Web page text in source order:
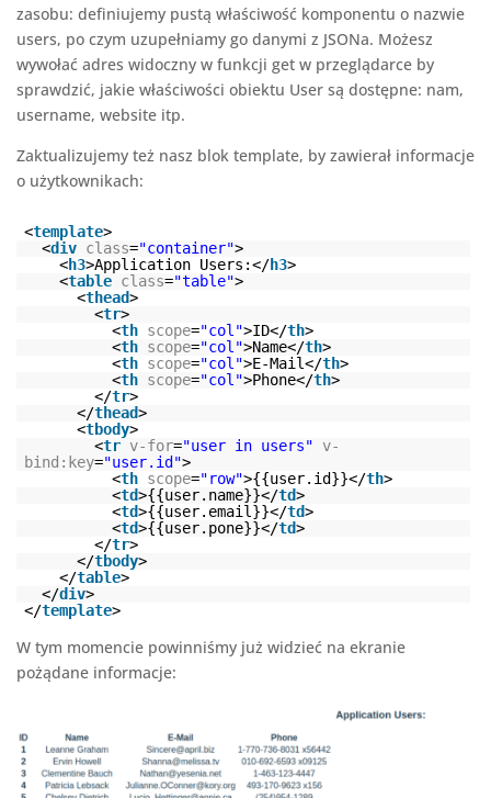
zasobu: definiujemy pustą właściwość komponentu o nazwie
users, po czym uzupełniamy go danymi z JSONa. Możesz
wywołać adres widoczny w funkcji get w przeglądarce by
sprawdzić, jakie właściwości obiektu User są dostępne: nam,
username, website itp.
Zaktualizujemy też nasz blok template, by zawierał informacje
o użytkownikach:
<template>
<div class="container">
<h3>Application Users:</h3>
<table class="table">
<thead>
<tr>
<th scope="col">ID</th>
<th scope="col">Name</th>
<th scope="col">E-Mail</th>
<th scope="col">Phone</th>
</tr>
</thead>
<tbody>
<tr v-for="user in users"
v-
bind:key="user.id">
<th scope="row">{{user.id}}</th>
<td>{{user.name}}</td>
<td>{{user.email}}</td>
<td>{{user.pone}}</td>
</tr>
</tbody>
</table>
</div>
</template>
W tym momencie powinniśmy już widzieć na ekranie
pożądane informacje: